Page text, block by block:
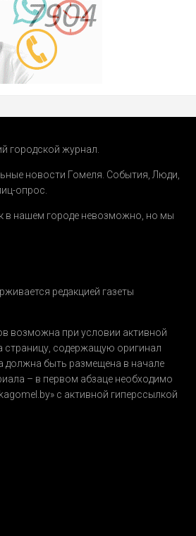
городской журнал.
новости Гомеля. События Люди
опрос
в нашем городе невозможно, но мы
редакцией газеты
возможна при условии активной
страницу, содержащую оригинал
должна быть размещена в начале
– в первом абзаце необходимо
с активной гиперссылкой